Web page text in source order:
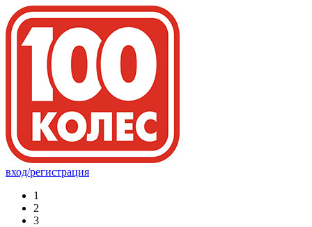
вход/регистрация
1
2
3